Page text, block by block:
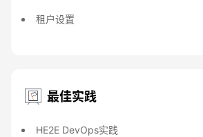
租户设置
最佳实践
HE2E DevOps实践